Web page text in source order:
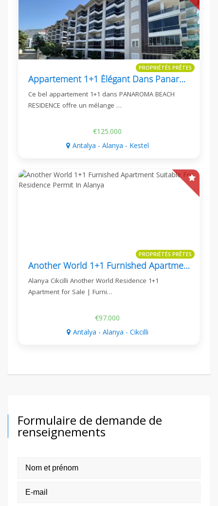
PROPRIÉTÉS PRÊTES
Appartement 1+1 Élégant Dans Panaroma Beach Residence - Kestel, Alanya
Ce bel appartement 1+1 dans PANAROMA BEACH
RESIDENCE offre un mélange …
€125.000
Antalya - Alanya - Kestel
PROPRIÉTÉS PRÊTES
Another World 1+1 Furnished Apartment Suitable For Residence Permit In Alanya
Alanya Cikcilli Another World Residence 1+1
Apartment for Sale | Furni…
€97.000
Antalya - Alanya - Cikcilli
Formulaire de demande de
renseignements